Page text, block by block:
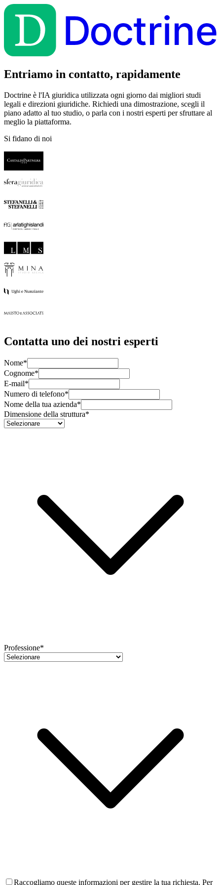
Entriamo in contatto, rapidamente
Doctrine è l'IA giuridica utilizzata ogni giorno dai migliori studi
legali e direzioni giuridiche. Richiedi una dimostrazione, scegli il
piano adatto al tuo studio, o parla con i nostri esperti per sfruttare al
meglio la piattaforma.
Si fidano di noi
Contatta uno dei nostri esperti
Nome*
Cognome*
E-mail*
Numero di telefono*
Nome della tua azienda*
Dimensione della struttura*
Professione*
Raccogliamo queste informazioni per gestire la tua richiesta. Per